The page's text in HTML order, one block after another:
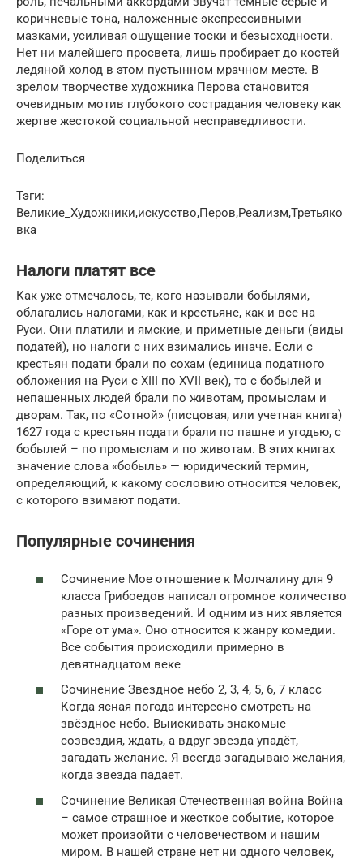
коричневые тона, наложенные экспрессивными
мазками, усиливая ощущение тоски и безысходности.
Нет ни малейшего просвета, лишь пробирает до костей
ледяной холод в этом пустынном мрачном месте. В
зрелом творчестве художника Перова становится
очевидным мотив глубокого сострадания человеку как
жертве жестокой социальной несправедливости.
Поделиться
Тэги:
Великие_Художники,искусство,Перов,Реализм,Третьяко
вка
Налоги платят все
Как уже отмечалось, те, кого называли бобылями,
облагались налогами, как и крестьяне, как и все на
Руси. Они платили и ямские, и приметные деньги (виды
податей), но налоги с них взимались иначе. Если с
крестьян подати брали по сохам (единица податного
обложения на Руси с XIII по XVII век), то с бобылей и
непашенных людей брали по животам, промыслам и
дворам. Так, по «Сотной» (писцовая, или учетная книга)
1627 года с крестьян подати брали по пашне и угодью, с
бобылей – по промыслам и по животам. В этих книгах
значение слова «бобыль» — юридический термин,
определяющий, к какому сословию относится человек,
с которого взимают подати.
Популярные сочинения
Сочинение Мое отношение к Молчалину для 9
класса Грибоедов написал огромное количество
разных произведений. И одним из них является
«Горе от ума». Оно относится к жанру комедии.
Все события происходили примерно в
девятнадцатом веке
Сочинение Звездное небо 2, 3, 4, 5, 6, 7 класс
Когда ясная погода интересно смотреть на
звёздное небо. Выискивать знакомые
созвездия, ждать, а вдруг звезда упадёт,
загадать желание. Я всегда загадываю желания,
когда звезда падает.
Сочинение Великая Отечественная война Война
– самое страшное и жесткое событие, которое
может произойти с человечеством и нашим
миром. В нашей стране нет ни одного человек,